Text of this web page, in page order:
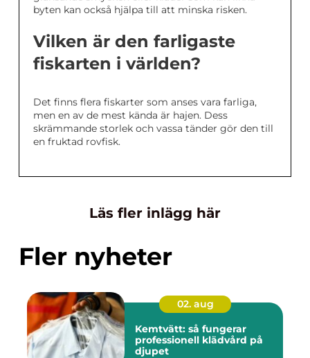
byten kan också hjälpa till att minska risken.
Vilken är den farligaste
fiskarten i världen?
Det finns flera fiskarter som anses vara farliga,
men en av de mest kända är hajen. Dess
skrämmande storlek och vassa tänder gör den till
en fruktad rovfisk.
Läs fler inlägg här
Fler nyheter
02. aug
Kemtvätt: så fungerar
professionell klädvård på
djupet